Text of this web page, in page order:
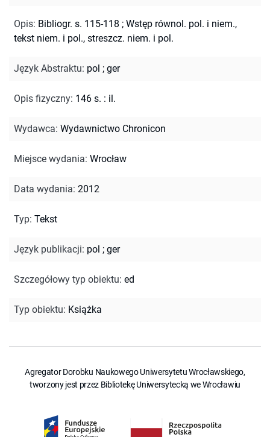
Opis: Bibliogr. s. 115-118 ; Wstęp równol. pol. i niem.,
tekst niem. i pol., streszcz. niem. i pol.
Język Abstraktu: pol ; ger
Opis fizyczny: 146 s. : il.
Wydawca: Wydawnictwo Chronicon
Miejsce wydania: Wrocław
Data wydania: 2012
Typ: Tekst
Język publikacji: pol ; ger
Szczegółowy typ obiektu: ed
Typ obiektu: Książka
Agregator Dorobku Naukowego Uniwersytetu Wrocławskiego,
tworzony jest przez Bibliotekę Uniwersytecką we Wrocławiu